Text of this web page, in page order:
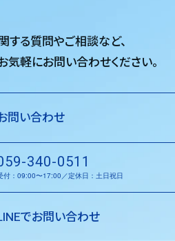
する質問やご相談など、
気軽にお問い合わせください。
問い合わせ
340-0511
付：09:00〜17:00／定休日：土日祝日
でお問い合わせ